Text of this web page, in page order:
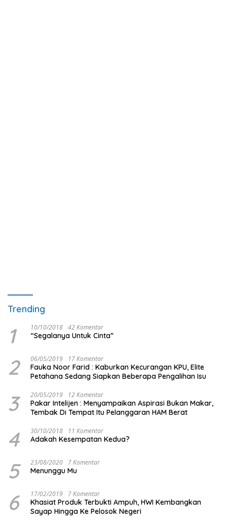
Trending
1 10/10/2018 42 Komentar
“Segalanya Untuk Cinta”
2 06/05/2019 17 Komentar
Fauka Noor Farid : Kaburkan Kecurangan KPU, Elite
Petahana Sedang Siapkan Beberapa Pengalihan Isu
3 20/05/2019 12 Komentar
Pakar Intelijen : Menyampaikan Aspirasi Bukan Makar,
Tembak Di Tempat Itu Pelanggaran HAM Berat
4 30/10/2018 11 Komentar
Adakah Kesempatan Kedua?
5 23/08/2020 7 Komentar
Menunggu Mu
6 17/02/2019 7 Komentar
Khasiat Produk Terbukti Ampuh, HWI Kembangkan
Sayap Hingga Ke Pelosok Negeri